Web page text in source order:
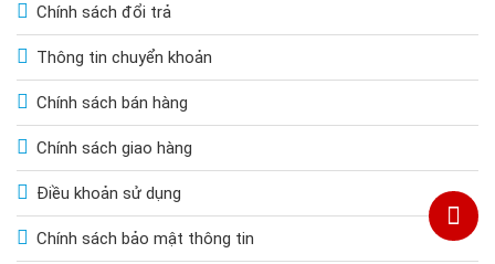
Chính sách đổi trả
Thông tin chuyển khoản
Chính sách bán hàng
Chính sách giao hàng
Điều khoản sử dụng
Chính sách bảo mật thông tin